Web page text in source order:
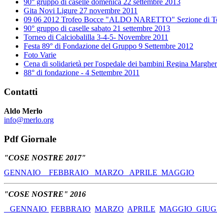
90° gruppo di caselle domenica 22 settembre 2013
Gita Novi Ligure 27 novembre 2011
09 06 2012 Trofeo Bocce "ALDO NARETTO" Sezione di
90° gruppo di caselle sabato 21 settembre 2013
Torneo di Calciobalilla 3-4-5- Novembre 2011
Festa 89° di Fondazione del Gruppo 9 Settembre 2012
Foto Varie
Cena di solidarietà per l'ospedale dei bambini Regina
88° di fondazione - 4 Settembre 2011
Contatti
Aldo Merlo
info@merlo.org
Pdf Giornale
"COSE NOSTRE 2017"
GENNAIO FEBBRAIO MARZO APRILE MAGGIO
"COSE NOSTRE" 2016
GENNAIO FEBBRAIO MARZO APRILE MAGGIO